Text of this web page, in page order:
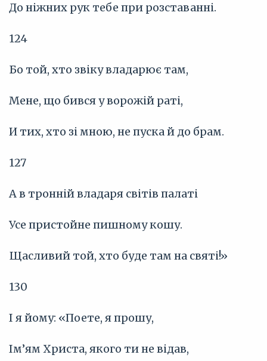
До ніжних рук тебе при розставанні.
124
Бо той, хто звіку владарює там,
Мене, що бився у ворожій раті,
И тих, хто зі мною, не пуска й до брам.
127
А в тронній владаря світів палаті
Усе пристойне пишному кошу.
Щасливий той, хто буде там на святі!»
130
І я йому: «Поете, я прошу,
Ім’ям Христа, якого ти не відав,